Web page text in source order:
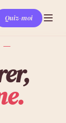
Quiz-moi
—